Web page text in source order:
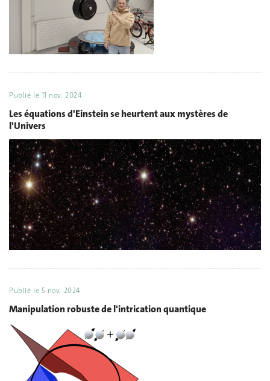
Publié le 11 nov. 2024
Les équations d'Einstein se heurtent aux mystères de
l'Univers
Publié le 5 nov. 2024
Manipulation robuste de l'intrication quantique